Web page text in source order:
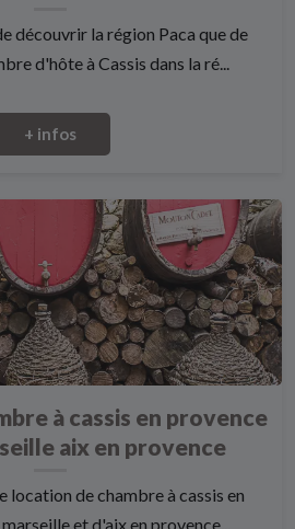
découvrir la région Paca que de
d'hôte à Cassis dans la ré...
+ infos
à cassis en provence
aix en provence
location de chambre à cassis en
et d'aix en provence...